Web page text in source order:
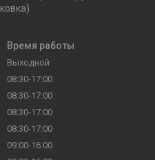
Время работы
Выходной
08:30-17:00
08:30-17:00
08:30-17:00
08:30-17:00
09:00-16:00